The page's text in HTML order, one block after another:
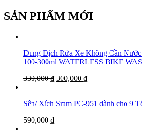
SẢN PHẨM MỚI
Dung Dịch Rửa Xe Không Cần Nước
100-300ml WATERLESS BIKE
330,000₫ 300,000 ₫
Sên/ Xích Sram PC-951 dành cho 9
590,000 ₫